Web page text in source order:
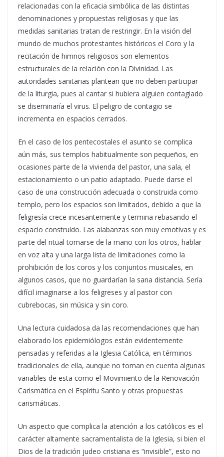
relacionadas con la eficacia simbólica de las distintas
denominaciones y propuestas religiosas y que las
medidas sanitarias tratan de restringir. En la visión del
mundo de muchos protestantes históricos el Coro y la
recitación de himnos religiosos son elementos
estructurales de la relación con la Divinidad. Las
autoridades sanitarias plantean que no deben participar
de la liturgia, pues al cantar si hubiera alguien contagiado
se diseminaría el virus. El peligro de contagio se
incrementa en espacios cerrados.
En el caso de los pentecostales el asunto se complica
aún más, sus templos habitualmente son pequeños, en
ocasiones parte de la vivienda del pastor, una sala, el
estacionamiento o un patio adaptado. Puede darse el
caso de una construcción adecuada o construida como
templo, pero los espacios son limitados, debido a que la
feligresía crece incesantemente y termina rebasando el
espacio construído. Las alabanzas son muy emotivas y es
parte del ritual tomarse de la mano con los otros, hablar
en voz alta y una larga lista de limitaciones como la
prohibición de los coros y los conjuntos musicales, en
algunos casos, que no guardarían la sana distancia. Sería
difícil imaginarse a los feligreses y al pastor con
cubrebocas, sin música y sin coro.
Una lectura cuidadosa da las recomendaciones que han
elaborado los epidemiólogos están evidentemente
pensadas y referidas a la Iglesia Católica, en términos
tradicionales de ella, aunque no toman en cuenta algunas
variables de esta como el Movimiento de la Renovación
Carismática en el Espíritu Santo y otras propuestas
carismáticas.
Un aspecto que complica la atención a los católicos es el
carácter altamente sacramentalista de la Iglesia, si bien el
Dios de la tradición judeo cristiana es “invisible”, esto no